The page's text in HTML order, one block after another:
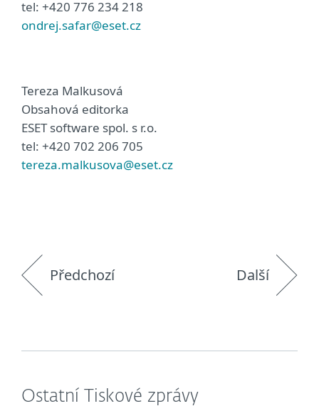
tel: +420 776 234 218
ondrej.safar@eset.cz
Tereza Malkusová
Obsahová editorka
ESET software spol. s r.o.
tel: +420 702 206 705
tereza.malkusova@eset.cz
Předchozí Další
Ostatní Tiskové zprávy